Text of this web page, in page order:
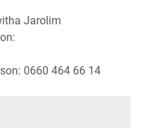
Jarolim
0660 464 66 14